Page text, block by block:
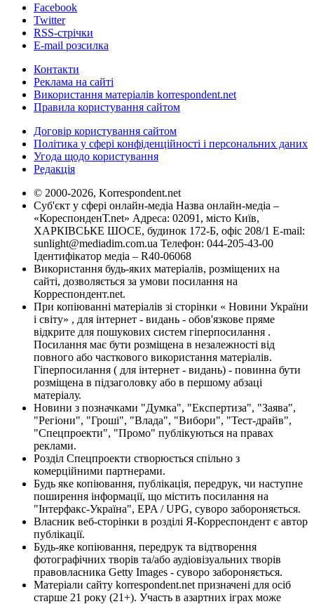
Facebook
Twitter
RSS-стрічки
E-mail розсилка
Контакти
Реклама на сайті
Використання матеріалів korrespondent.net
Правила користування сайтом
Договір користування сайтом
Політика у сфері конфіденційності і персональних даних
Угода щодо користування
Редакція
© 2000-2026, Korrespondent.net
Суб'єкт у сфері онлайн-медіа Назва онлайн-медіа –
«КореспонденТ.net» Адреса: 02091, місто Київ,
ХАРКІВСЬКЕ ШОСЕ, будинок 172-Б, офіс 208/1 E-mail:
sunlight@mediadim.com.ua Телефон: 044-205-43-00
Ідентифікатор медіа – R40-06068
Використання будь-яких матеріалів, розміщених на
сайті, дозволяється за умови посилання на
Корреспондент.net.
При копіюванні матеріалів зі сторінки « Новини України
і світу» , для інтернет - видань - обов'язкове пряме
відкрите для пошукових систем гіперпосилання .
Посилання має бути розміщена в незалежності від
повного або часткового використання матеріалів.
Гіперпосилання ( для інтернет - видань) - повинна бути
розміщена в підзаголовку або в першому абзаці
матеріалу.
Новини з позначками "Думка", "Експертиза", "Заява",
"Регіони", "Гроші", "Влада", "Вибори", "Тест-драйв",
"Спецпроекти", "Промо" публікуються на правах
реклами.
Розділ Спецпроекти створюється спільно з
комерційними партнерами.
Будь яке копіювання, публікація, передрук, чи наступне
поширення інформації, що містить посилання на
"Інтерфакс-Україна", EPA / UPG, суворо забороняється.
Власник веб-сторінки в розділі Я-Корреспондент є автор
публікації.
Будь-яке копіювання, передрук та відтворення
фотографічних творів та/або аудіовізуальних творів
правовласника Getty Images - суворо забороняється.
Матеріали сайту korrespondent.net призначені для осіб
старше 21 року (21+). Участь в азартних іграх може